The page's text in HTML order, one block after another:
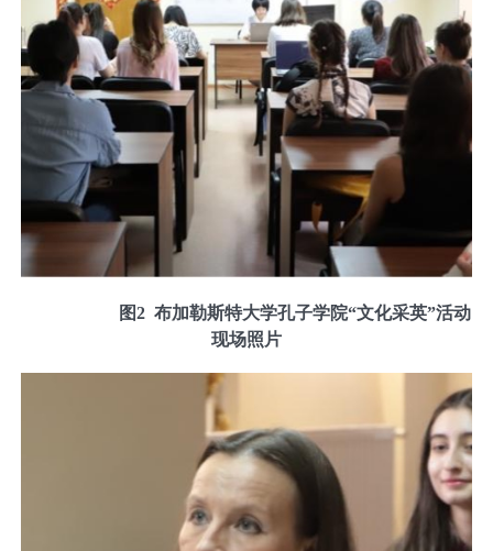
图2 布加勒斯特大学孔子学院“文化采英”活动
现场照片